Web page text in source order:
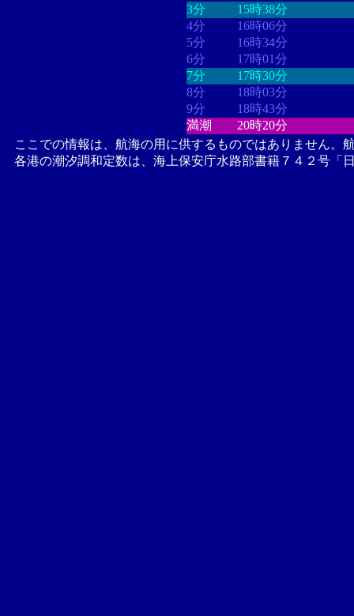
3分
15時38分
4分
16時06分
5分
16時34分
6分
17時01分
7分
17時30分
8分
18時03分
9分
18時43分
満潮
20時20分
ここでの情報は、航海の用に供するものではありません。
各港の潮汐調和定数は、海上保安庁水路部書籍７４２号「